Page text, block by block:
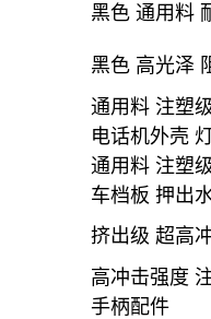
黑色 通用料
黑色 高光泽
通用料 注塑
电话机外壳
通用料 注塑
车档板 押出
挤出级 超高
高冲击强度
手柄配件